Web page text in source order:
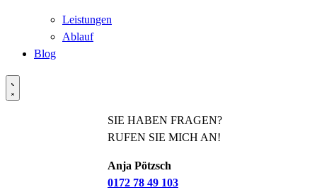
Leistungen
Ablauf
Blog
SIE HABEN FRAGEN?
RUFEN SIE MICH AN!
Anja Pötzsch
0172 78 49 103